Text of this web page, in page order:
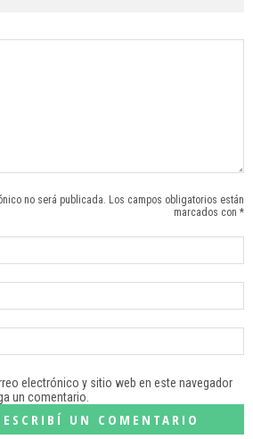
no será publicada. Los campos obligatorios están
marcados con *
electrónico y sitio web en este navegador
un comentario.